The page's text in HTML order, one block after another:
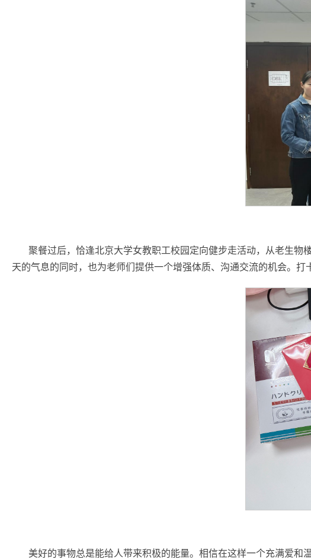
聚餐过后，恰逢北京大学女教职工校园定向健步走活动，从老生
天的气息的同时，也为老师们提供一个增强体质、沟通交流的机会。
美好的事物总是能给人带来积极的能量。相信在这样一个充满爱和